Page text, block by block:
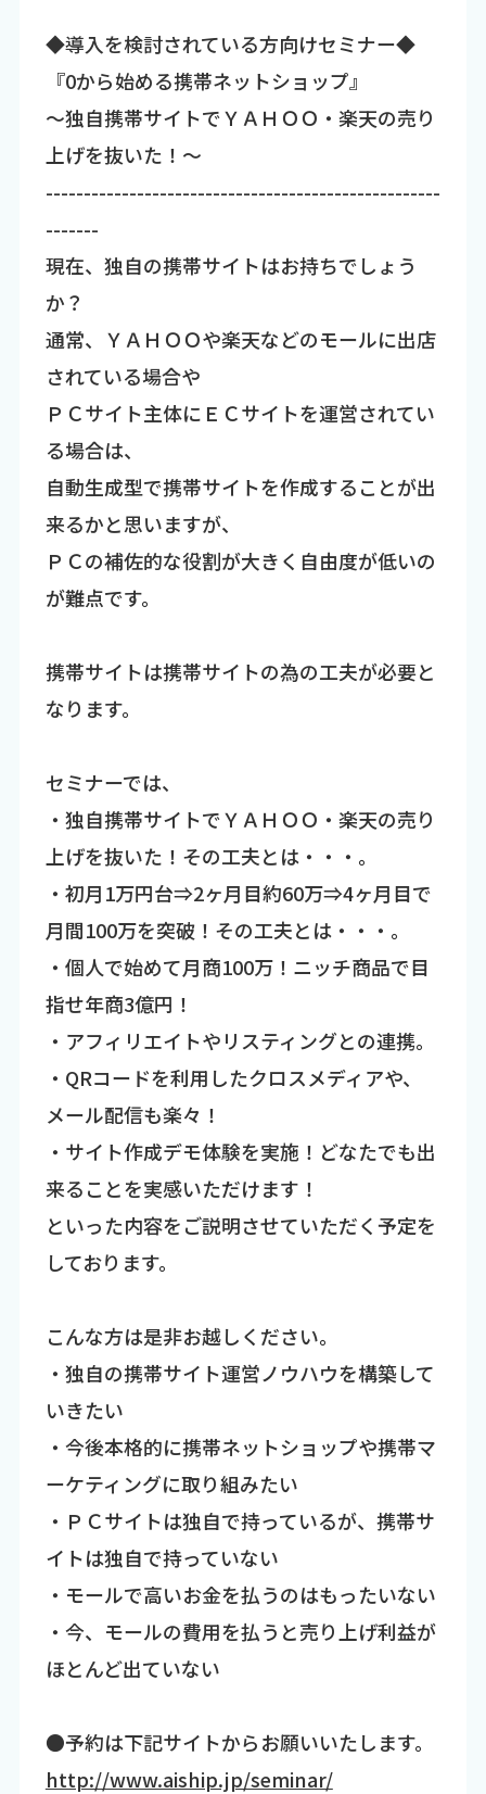
◆導入を検討されている方向けセミナー◆
『0から始める携帯ネットショップ』
～独自携帯サイトでＹＡＨＯＯ・楽天の売り
上げを抜いた！～
----------------------------------------------------
-------
現在、独自の携帯サイトはお持ちでしょう
か？
通常、ＹＡＨＯＯや楽天などのモールに出店
されている場合や
ＰＣサイト主体にＥＣサイトを運営されてい
る場合は、
自動生成型で携帯サイトを作成することが出
来るかと思いますが、
ＰＣの補佐的な役割が大きく自由度が低いの
が難点です。
携帯サイトは携帯サイトの為の工夫が必要と
なります。
セミナーでは、
・独自携帯サイトでＹＡＨＯＯ・楽天の売り
上げを抜いた！その工夫とは・・・。
・初月1万円台⇒2ヶ月目約60万⇒4ヶ月目で
月間100万を突破！その工夫とは・・・。
・個人で始めて月商100万！ニッチ商品で目
指せ年商3億円！
・アフィリエイトやリスティングとの連携。
・QRコードを利用したクロスメディアや、
メール配信も楽々！
・サイト作成デモ体験を実施！どなたでも出
来ることを実感いただけます！
といった内容をご説明させていただく予定を
しております。
こんな方は是非お越しください。
・独自の携帯サイト運営ノウハウを構築して
いきたい
・今後本格的に携帯ネットショップや携帯マ
ーケティングに取り組みたい
・ＰＣサイトは独自で持っているが、携帯サ
イトは独自で持っていない
・モールで高いお金を払うのはもったいない
・今、モールの費用を払うと売り上げ利益が
ほとんど出ていない
●予約は下記サイトからお願いいたします。
http://www.aiship.jp/seminar/